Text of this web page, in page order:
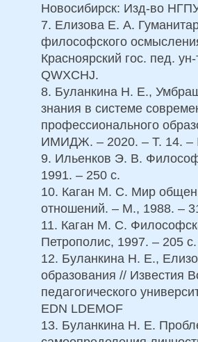
Новосибирск: Изд-во
7. Елизова Е. А.
философского
Красноярский гос. пед.
QWXCHJ.
8. Буланкина Н. Е.,
знания в системе
профессионального
ИМИДЖ. – 2020. – Т. 14. –
9. Ильенков Э. В.
1991. – 250 c.
10. Каган М. С. Мир
отношений. – М., 1988. –
11. Каган М. С.
Петрополис, 1997. – 205 с.
12. Буланкина Н. Е.,
образования // Известия
педагогического
EDN LDEMOF
13. Буланкина Н. Е.